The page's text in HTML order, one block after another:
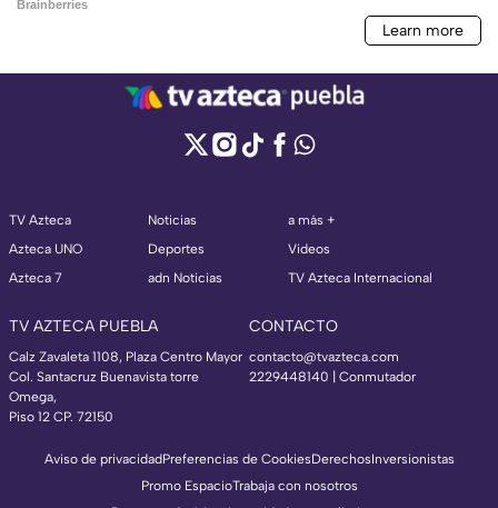
TV Azteca
Azteca UNO
Azteca 7
Noticias
Deportes
adn Noticias
a más +
Videos
TV Azteca Internacional
TV AZTECA PUEBLA
Calz Zavaleta 1108, Plaza Centro Mayor
Col. Santacruz Buenavista torre
Omega,
Piso 12 CP. 72150
CONTACTO
contacto@tvazteca.com
2229448140 | Conmutador
Aviso de privacidadPreferencias de CookiesDerechosInversionistas
Promo EspacioTrabaja con nosotros